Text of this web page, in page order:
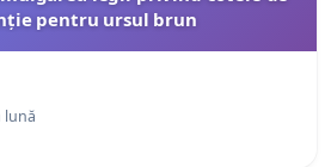
pentru ursul brun
lună